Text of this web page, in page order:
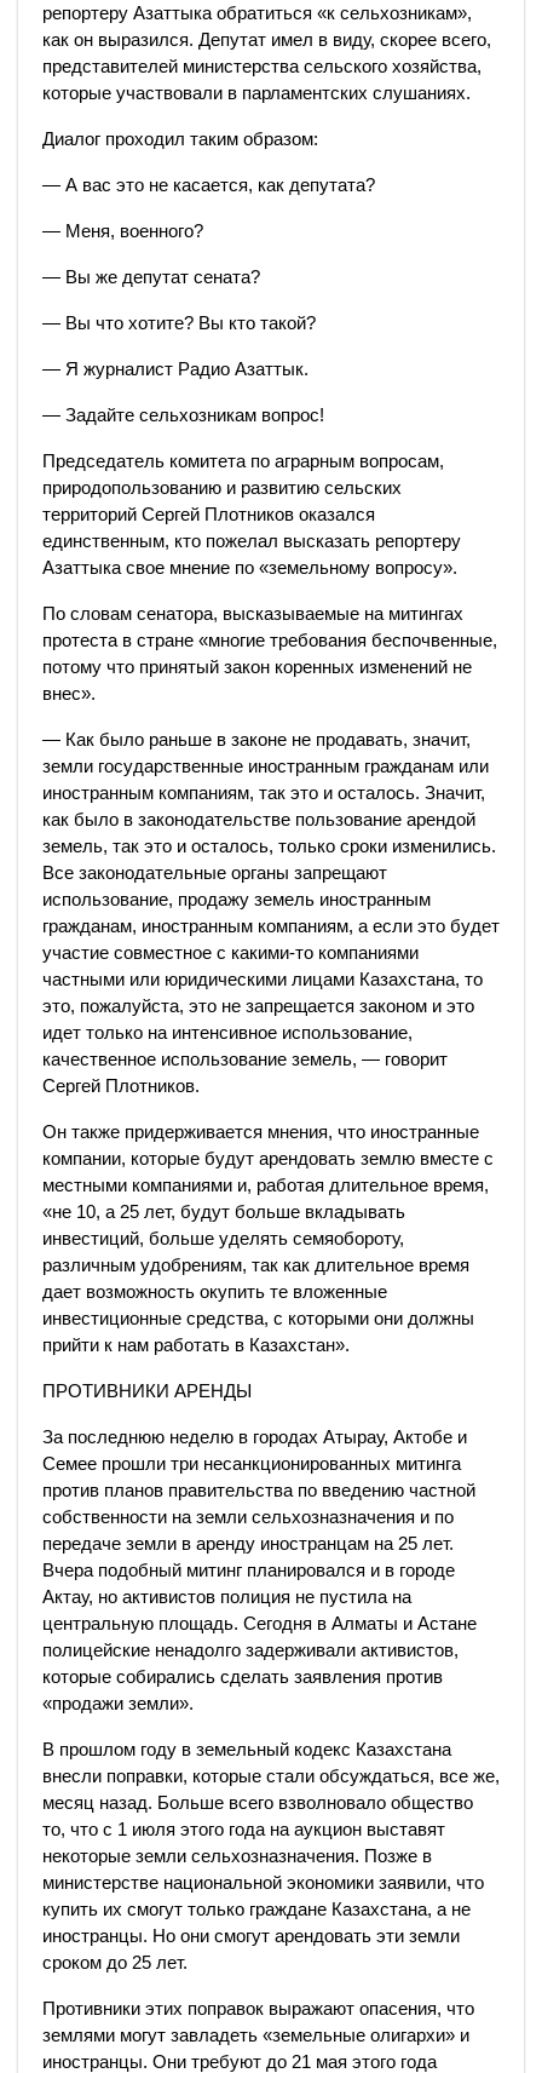
репортеру Азаттыка обратиться «к сельхозникам»,
как он выразился. Депутат имел в виду, скорее всего,
представителей министерства сельского хозяйства,
которые участвовали в парламентских слушаниях.
Диалог проходил таким образом:
— А вас это не касается, как депутата?
— Меня, военного?
— Вы же депутат сената?
— Вы что хотите? Вы кто такой?
— Я журналист Радио Азаттык.
— Задайте сельхозникам вопрос!
Председатель комитета по аграрным вопросам,
природопользованию и развитию сельских
территорий Сергей Плотников оказался
единственным, кто пожелал высказать репортеру
Азаттыка свое мнение по «земельному вопросу».
По словам сенатора, высказываемые на митингах
протеста в стране «многие требования беспочвенные,
потому что принятый закон коренных изменений не
внес».
— Как было раньше в законе не продавать, значит,
земли государственные иностранным гражданам или
иностранным компаниям, так это и осталось. Значит,
как было в законодательстве пользование арендой
земель, так это и осталось, только сроки изменились.
Все законодательные органы запрещают
использование, продажу земель иностранным
гражданам, иностранным компаниям, а если это будет
участие совместное с какими-то компаниями
частными или юридическими лицами Казахстана, то
это, пожалуйста, это не запрещается законом и это
идет только на интенсивное использование,
качественное использование земель, — говорит
Сергей Плотников.
Он также придерживается мнения, что иностранные
компании, которые будут арендовать землю вместе с
местными компаниями и, работая длительное время,
«не 10, а 25 лет, будут больше вкладывать
инвестиций, больше уделять семяобороту,
различным удобрениям, так как длительное время
дает возможность окупить те вложенные
инвестиционные средства, с которыми они должны
прийти к нам работать в Казахстан».
ПРОТИВНИКИ АРЕНДЫ
За последнюю неделю в городах Атырау, Актобе и
Семее прошли три несанкционированных митинга
против планов правительства по введению частной
собственности на земли сельхозназначения и по
передаче земли в аренду иностранцам на 25 лет.
Вчера подобный митинг планировался и в городе
Актау, но активистов полиция не пустила на
центральную площадь. Сегодня в Алматы и Астане
полицейские ненадолго задерживали активистов,
которые собирались сделать заявления против
«продажи земли».
В прошлом году в земельный кодекс Казахстана
внесли поправки, которые стали обсуждаться, все же,
месяц назад. Больше всего взволновало общество
то, что с 1 июля этого года на аукцион выставят
некоторые земли сельхозназначения. Позже в
министерстве национальной экономики заявили, что
купить их смогут только граждане Казахстана, а не
иностранцы. Но они смогут арендовать эти земли
сроком до 25 лет.
Противники этих поправок выражают опасения, что
землями могут завладеть «земельные олигархи» и
иностранцы. Они требуют до 21 мая этого года